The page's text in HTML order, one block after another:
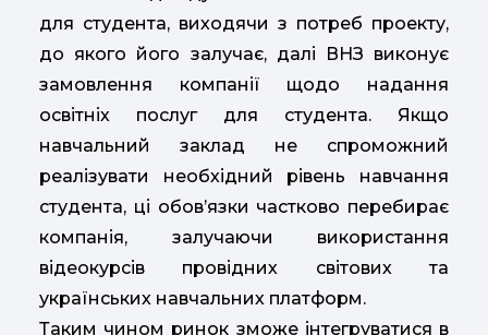
для студента, виходячи з потреб проекту,
до якого його залучає, далі ВНЗ виконує
замовлення компанії щодо надання
освітніх послуг для студента. Якщо
навчальний заклад не спроможний
реалізувати необхідний рівень навчання
студента, ці обов’язки частково перебирає
компанія, залучаючи використання
відеокурсів провідних світових та
українських навчальних платформ.
Таким чином ринок зможе інтегруватися в